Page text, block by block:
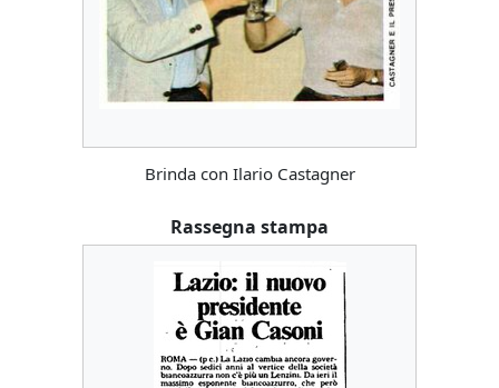
Brinda con Ilario Castagner
Rassegna stampa